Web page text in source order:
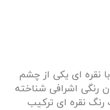
با نقره ای یکی از چشم
رنگی اشرافی شناخته
نقره ای ترکیب